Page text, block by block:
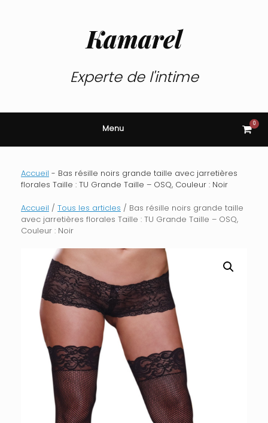
Kamarel
Experte de l'intime
Menu View
cart
0
Accueil - Bas résille noirs grande taille avec jarretières
florales Taille : TU Grande Taille – OSQ, Couleur : Noir
Accueil / Tous les articles / Bas résille noirs grande taille
avec jarretières florales Taille : TU Grande Taille – OSQ,
Couleur : Noir